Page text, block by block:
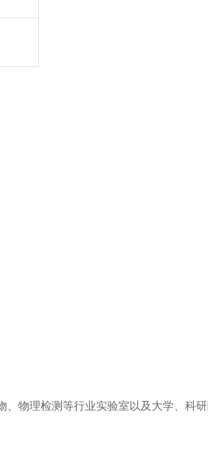
物理检测等行业实验室以及大学、科研